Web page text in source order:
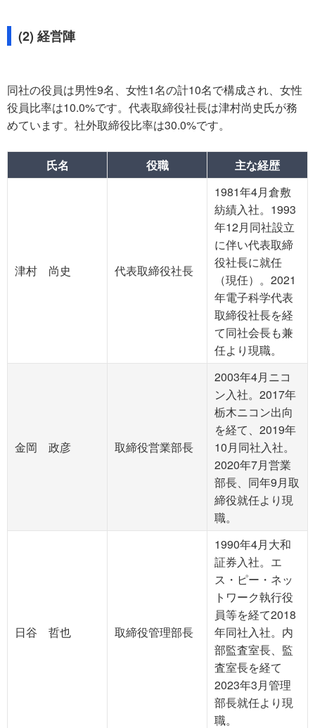
(2) 経営陣
同社の役員は男性9名、女性1名の計10名で構成され、女性
役員比率は10.0%です。代表取締役社長は津村尚史氏が務
めています。社外取締役比率は30.0%です。
氏名 役職 主な経歴
津村 尚史 代表取締役社長
1981年4月倉敷
紡績入社。1993
年12月同社設立
に伴い代表取締
役社長に就任
（現任）。2021
年電子科学代表
取締役社長を経
て同社会長も兼
任より現職。
金岡 政彦 取締役営業部長
2003年4月ニコ
ン入社。2017年
栃木ニコン出向
を経て、2019年
10月同社入社。
2020年7月営業
部長、同年9月取
締役就任より現
職。
日谷 哲也 取締役管理部長
1990年4月大和
証券入社。エ
ス・ピー・ネッ
トワーク執行役
員等を経て2018
年同社入社。内
部監査室長、監
査室長を経て
2023年3月管理
部長就任より現
職。